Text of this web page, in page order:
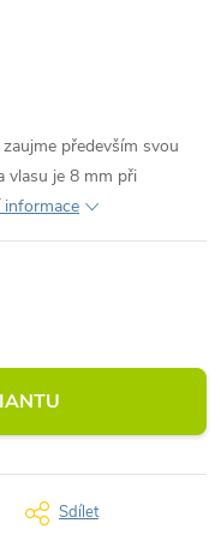
především svou
vlasu je 8 mm při
informace
Sdílet